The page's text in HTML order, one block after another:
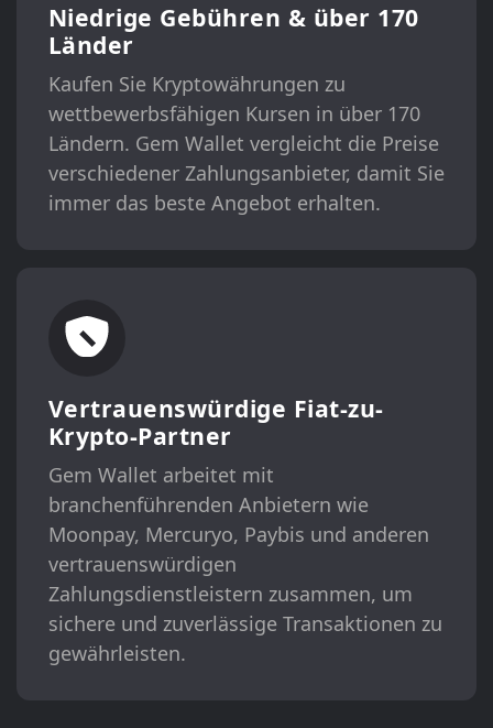
Niedrige Gebühren & über 170
Länder
Kaufen Sie Kryptowährungen zu
wettbewerbsfähigen Kursen in über 170
Ländern. Gem Wallet vergleicht die Preise
verschiedener Zahlungsanbieter, damit Sie
immer das beste Angebot erhalten.
Vertrauenswürdige Fiat-zu-
Krypto-Partner
Gem Wallet arbeitet mit
branchenführenden Anbietern wie
Moonpay, Mercuryo, Paybis und anderen
vertrauenswürdigen
Zahlungsdienstleistern zusammen, um
sichere und zuverlässige Transaktionen zu
gewährleisten.